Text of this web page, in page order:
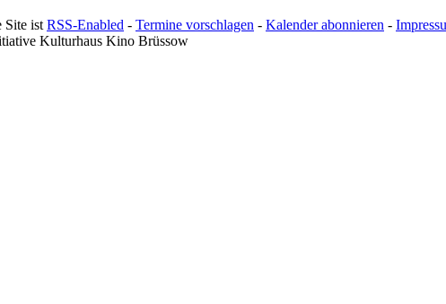
Site ist RSS-Enabled - Termine vorschlagen - Kalender abonnieren -
Kulturhaus Kino Brüssow